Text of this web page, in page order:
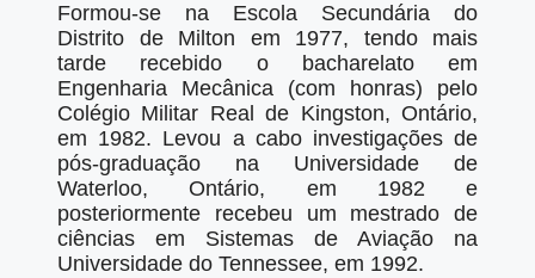
Formou-se na Escola Secundária do
Distrito de Milton em 1977, tendo mais
tarde recebido o bacharelato em
Engenharia Mecânica (com honras) pelo
Colégio Militar Real de Kingston, Ontário,
em 1982. Levou a cabo investigações de
pós-graduação na Universidade de
Waterloo, Ontário, em 1982 e
posteriormente recebeu um mestrado de
ciências em Sistemas de Aviação na
Universidade do Tennessee, em 1992.